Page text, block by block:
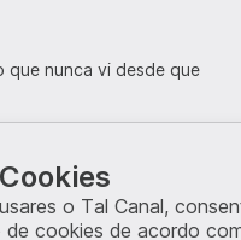
que nunca vi desde que
que melhore a vida dos
Cookies
o Tal Canal,
de cookies de acordo